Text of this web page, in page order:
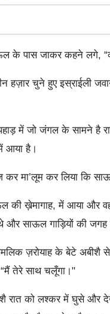
के पास जाकर कहने लगे,
हज़ार चुने हुए इस्राईली
में जो जंगल के सामने है
आया है।
मा’लूम कर लिया कि
की ख़ेमागाह, में आया और
और साऊल गाड़ियों की
ज़रोयाह के बेटे अबीशै
तेरे साथ चलूँगा।"
रात को लश्कर में घुसे और